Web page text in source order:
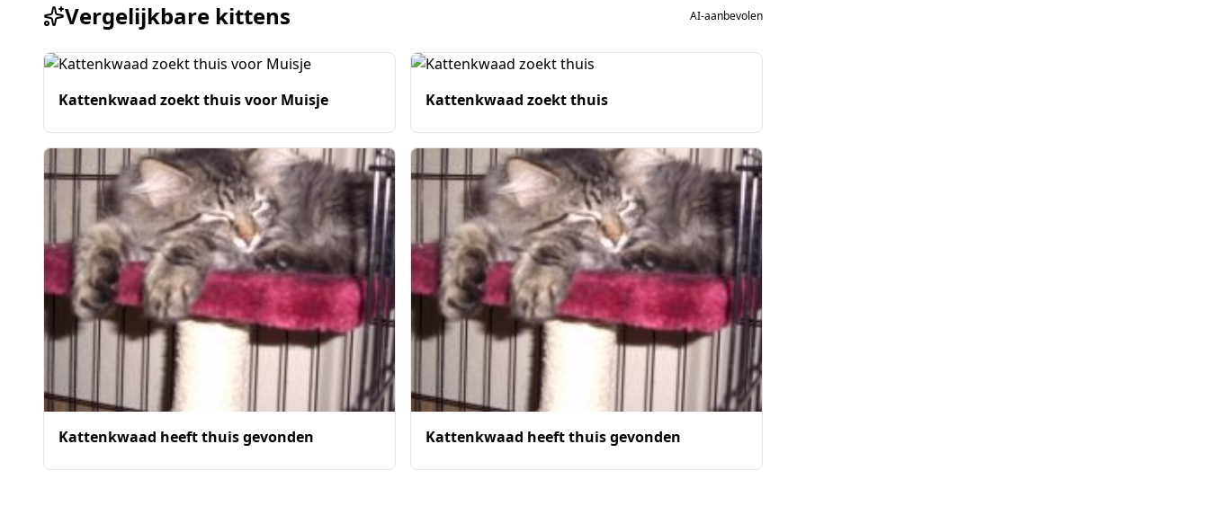
Vergelijkbare kittens AI-aanbevolen
Kattenkwaad zoekt thuis voor Muisje Kattenkwaad zoekt thuis
Kattenkwaad heeft thuis gevonden Kattenkwaad heeft thuis gevonden